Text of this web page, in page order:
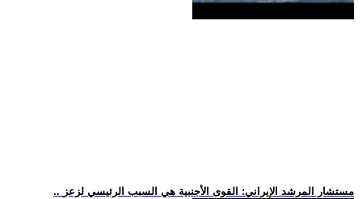
.. مستشار المرشد الإيراني: القوى الأجنبية هي السبب الرئيسي لزعز